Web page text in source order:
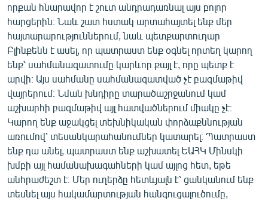
որքան հնարավոր է շուտ անդրադառնալ այս բոլոր
հարցերին։ Նաև շատ հստակ արտահայտել ենք մեր
հայտարարություններում, նաև պետքարտուղար
Բլինքենն է ասել, որ պատրաստ ենք օգնել որտեղ կարող
ենք՝ սահմանազատումը կարևոր քայլ է, որը պետք է
արվի։ Այս սահմանը սահմանազատված չէ բազմաթիվ
վայրերում։ Նման խնդիրը տարածաշրջանում կամ
աշխարհի բազմաթիվ այլ հատվածներում միակը չէ։
Կարող ենք աջակցել տեխնիկական փորձաքննության
առումով՝ տեսանկարահանումներ կատարել։ Պատրաստ
ենք դա անել, պատրաստ ենք աշխատել ԵԱՀԿ Մինսկի
խմբի այլ համանախագահների կամ այլոց հետ, եթե
անհրաժեշտ է։ Մեր ուղերձը հետևյալն է՝ ցանկանում ենք
տեսնել այս հակամարտության հանգուցալուծումը,